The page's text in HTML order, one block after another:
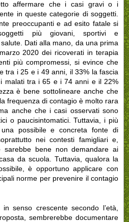
affermare che i casi gravi o i
in queste categorie di soggetti.
preoccupanti e ad esito fatale si
più giovani, sportivi e
Dati alla mano, da una prima
2020 dei ricoverati in terapia
più compromessi, si evince che
tra i 25 e i 49 anni, il 33% la fascia
malati tra i 65 e i 74 anni e il 22%
è bene sottolineare anche che
frequenza di contagio è molto rara
anche che i casi osservati sono
o paucisintomatici. Tuttavia, i più
possibile e concreta fonte di
nei contesti famigliari e,
sarebbe bene non demandare ai
da scuola. Tuttavia, qualora la
è opportuno applicare con
norme per prevenire il contagio
senso crescente secondo l’età,
sembrerebbe documentare